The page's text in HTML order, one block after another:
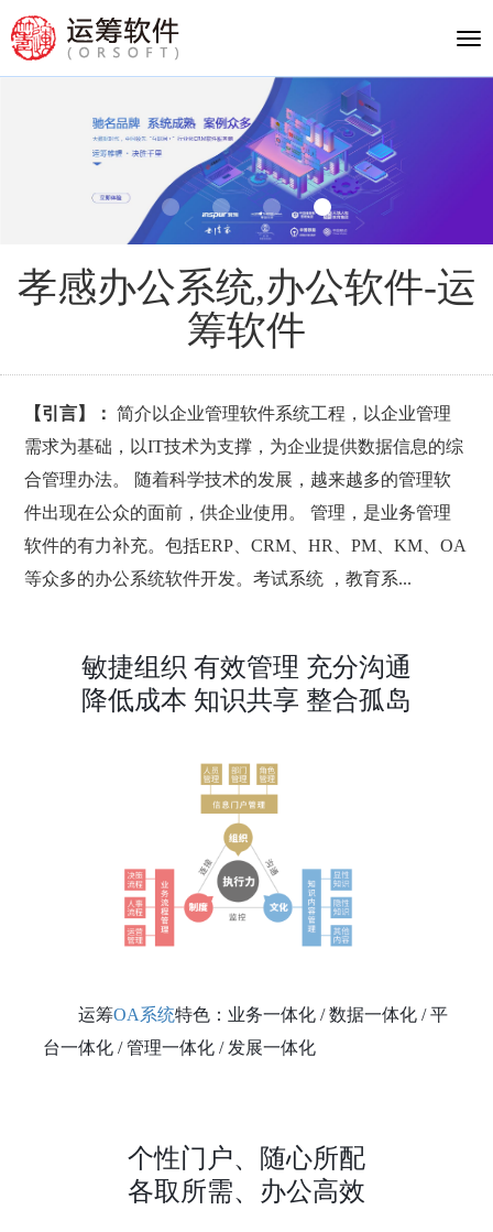
孝感办公系统,办公软件-运
筹软件
【引言】： 简介以企业管理软件系统工程，以企业管理
需求为基础，以IT技术为支撑，为企业提供数据信息的综
合管理办法。 随着科学技术的发展，越来越多的管理软
件出现在公众的面前，供企业使用。 管理，是业务管理
软件的有力补充。包括ERP、CRM、HR、PM、KM、OA
等众多的办公系统软件开发。考试系统 ，教育系...
敏捷组织 有效管理 充分沟通
降低成本 知识共享 整合孤岛
运筹OA系统特色：业务一体化 / 数据一体化 / 平
台一体化 / 管理一体化 / 发展一体化
个性门户、随心所配
各取所需、办公高效